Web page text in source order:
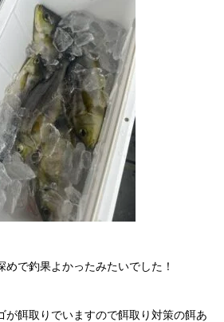
めで釣果よかったみたいでした！
が餌取りでいますので餌取り対策の餌あ